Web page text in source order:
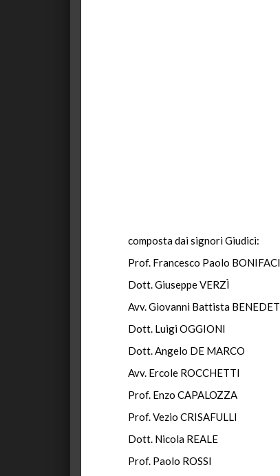
composta dai signori Giudici:
Prof. Francesco Paolo
Dott. Giuseppe VERZÌ
Avv. Giovanni Battista
Dott. Luigi OGGIONI
Dott. Angelo DE MARCO
Avv. Ercole ROCCHETTI
Prof. Enzo CAPALOZZA
Prof. Vezio CRISAFULLI
Dott. Nicola REALE
Prof. Paolo ROSSI